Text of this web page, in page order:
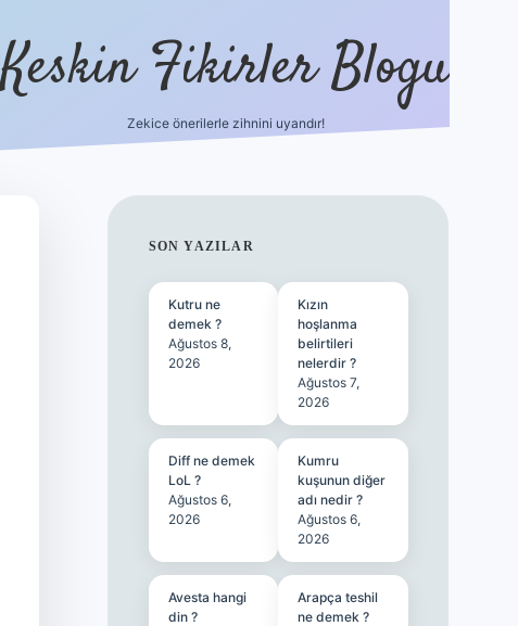
Keskin Fikirler Blogu
Zekice önerilerle zihnini uyandır!
SIDEBAR
SON YAZILAR
Kutru ne
demek ?
Ağustos 8,
2026
Kızın
hoşlanma
belirtileri
nelerdir ?
Ağustos 7,
2026
Diff ne demek
LoL ?
Ağustos 6,
2026
Kumru
kuşunun diğer
adı nedir ?
Ağustos 6,
2026
Avesta hangi
din ?
Arapça teshil
ne demek ?